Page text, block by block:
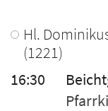
Hl.
(1221)
16:30